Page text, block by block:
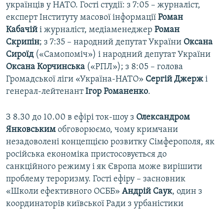
українців у НАТО. Гості студії: з 7:05 – журналіст,
експерт Інституту масової інформації Роман
Кабачій і журналіст, медіаменеджер Роман
Скрипін; з 7:35 – народний депутат України Оксана
Сироїд(«Самопоміч») і народний депутат України
Оксана Корчинська («РПЛ»); з 8:05 – голова
Громадської ліги «Україна-НАТО» Сергій Джерж і
генерал-лейтенантІгор Романенко.
З 8.30 до 10.00 в ефірі ток-шоу з Олександром
Янковським обговорюємо, чому кримчани
незадоволені концепцією розвитку Сімферополя, як
російська економіка пристосовується до
санкційного режиму і як Європа може вирішити
проблему тероризму. Гості ефіру – засновник
«Школи ефективного ОСББ» Андрій Саук, один з
координаторів київської Ради з урбаністики